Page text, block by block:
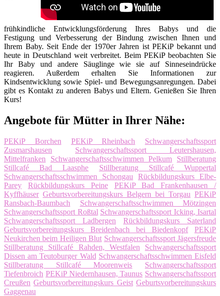
frühkindliche Entwicklungsförderung Ihres Babys und die
Festigung und Verbesserung der Bindung zwischen Ihnen und
Ihrem Baby. Seit Ende der 1970er Jahren ist PEKiP bekannt und
heute in Deutschland weit verbreitet. Beim PEKiP beobachten Sie
Ihr Baby und andere Säuglinge wie sie auf Sinneseindrücke
reagieren. Außerdem erhalten Sie Informationen zur
Kindsentwicklung sowie Spiel- und Bewegungsanregungen. Dabei
gibt es Kontakt zu anderen Babys und Eltern. Genießen Sie Ihren
Kurs!
Angebote für Mütter in Ihrer Nähe:
PEKiP Borchen PEKiP Rheinbach
Schwangerschaftssport
Zusmarshausen
Schwangerschaftssport Leutershausen,
Mittelfranken
Schwangerschaftsschwimmen Pelkum
Stillberatung
Stillcafé Bad Laasphe
Stillberatung Stillcafé Wuppertal
Schwangerschaftsschwimmen Schongau
Rückbildungskurs Elbe-
Parey
Rückbildungskurs Peine
PEKiP Bad Frankenhausen /
Kyffhäuser Geburtsvorbereitungskurs Belgern bei Torgau PEKiP
Ransbach-Baumbach
Schwangerschaftsschwimmen Mötzingen
Schwangerschaftssport Roßtal Schwangerschaftssport Icking, Isartal
Schwangerschaftssport Ladbergen
Rückbildungskurs Saterland
Geburtsvorbereitungskurs Breidenbach bei Biedenkopf
PEKiP
Neukirchen beim Heiligen Blut Schwangerschaftssport Jägersfreude
Stillberatung Stillcafé Rahden, Westfalen
Schwangerschaftssport
Dissen am Teutoburger Wald Schwangerschaftsschwimmen Eisfeld
Stillberatung Stillcafé Moorenweis
Schwangerschaftssport
Tiefenbroich PEKiP Niedernhausen, Taunus Schwangerschaftssport
Creußen Geburtsvorbereitungskurs Geist Geburtsvorbereitungskurs
Gaggenau